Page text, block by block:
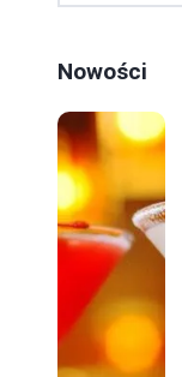
Nowości